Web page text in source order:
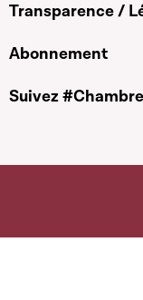
Transparence /
Abonnement
Suivez